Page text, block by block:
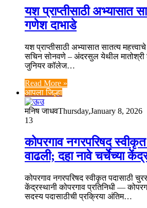
यश प्राप्तीसाठी अभ्यासात
गणेश दाभाडे
यश प्राप्तीसाठी अभ्यासात सातत्य
सचिन सोनवणे – अंदरसुल येथील मातोश्री
जुनियर कॉलेज…
Read More »
आपला जिल्हा
मनिष जाधवThursday,January 8, 2026
13
कोपरगाव नगरपरिषद
वाढली; दहा नावे चर्चेच्या
कोपरगाव नगरपरिषद स्वीकृत पदासाठी
केंद्रस्थानी कोपरगाव प्रतिनिधी —
सदस्य पदासाठीची प्रक्रिया अंतिम…